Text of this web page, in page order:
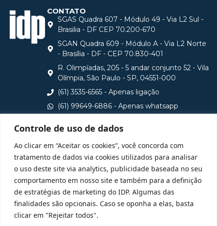
Controle de uso de dados
Ao clicar em “Aceitar os cookies”, você concorda com
tratamento de dados via cookies utilizados para analisar
o uso deste site via analytics, publicidade baseada no seu
comportamento em nosso site e também para a definição
de estratégias de marketing do IDP. Algumas das
finalidades são opcionais. Caso se oponha a elas, basta
clicar em "Rejeitar todos".
CONTATO
SGAS Quadra 607 - Módulo 49 - Via L2 Sul -
Brasilia - DF CEP 70.200-670
SGAN Quadra 609 - Módulo A - Via L2 Norte
- Brasília - DF - CEP 70.830-401
R. Olimpíadas, 205 - 5 andar conjunto 52 - Vila
Olímpia, São Paulo - SP, 04551-000
(61) 3535-6565 - Apenas ligação
(61) 99649-6886 - Apenas whatsapp
Consulte aqui o cadastro da Instituição no Sistema e-
MEC